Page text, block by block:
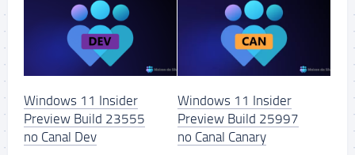
Windows 11 Insider
Preview Build 23555
no Canal Dev
Windows 11 Insider
Preview Build 25997
no Canal Canary